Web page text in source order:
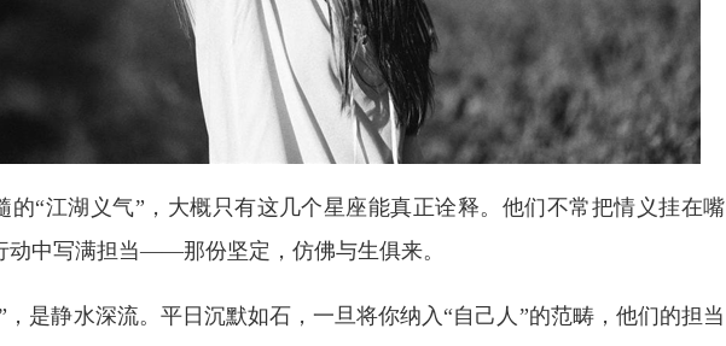
的“江湖义气”，大概只有这几个星座能真正诠释。他们不常把情义挂在嘴
动中写满担当——那份坚定，仿佛与生俱来。
，是静水深流。平日沉默如石，一旦将你纳入“自己人”的范畴，他们的担当